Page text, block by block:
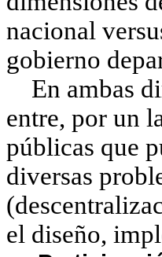
nacional
gobierno
En ambas
entre, por un
públicas que
diversas
el diseño,